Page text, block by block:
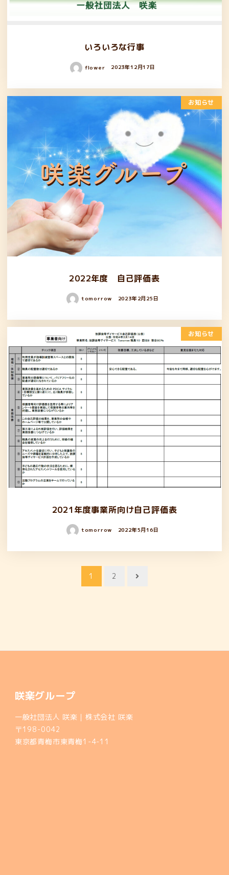
いろいろな行事
flower 2023年12月17日
お知らせ
2022年度 自己評価表
tomorrow 2023年2月25日
お知らせ
2021年度事業所向け自己評価表
tomorrow 2022年5月16日
ー
ン
1 2
咲楽グループ
一般社団法人 咲楽｜株式会社 咲楽
〒198-0042
東京都青梅市東青梅1-4-11